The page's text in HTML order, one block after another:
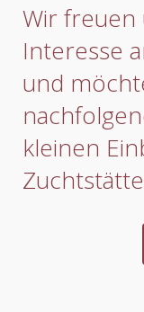
Wir
Interesse
und
kleinen